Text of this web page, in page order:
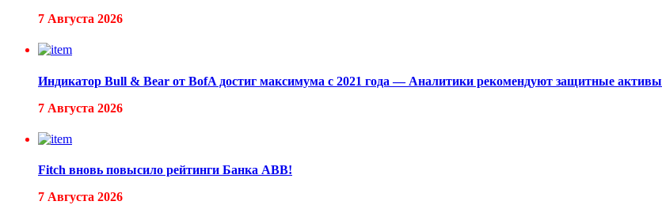
7 Августа 2026
Индикатор Bull & Bear от BofA достиг максимума с 2021 года — Аналитики рекомендуют защитные активы
7 Августа 2026
Fitch вновь повысило рейтинги Банка ABB!
7 Августа 2026